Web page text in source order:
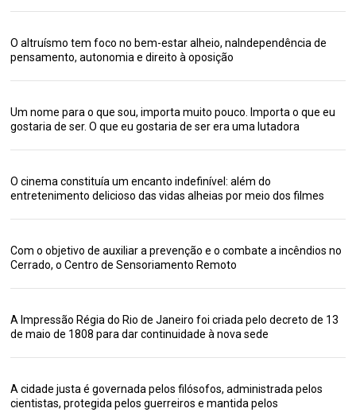
O altruísmo tem foco no bem-estar alheio, naIndependência de
pensamento, autonomia e direito à oposição
Um nome para o que sou, importa muito pouco. Importa o que eu
gostaria de ser. O que eu gostaria de ser era uma lutadora
O cinema constituía um encanto indefinível: além do
entretenimento delicioso das vidas alheias por meio dos filmes
Com o objetivo de auxiliar a prevenção e o combate a incêndios no
Cerrado, o Centro de Sensoriamento Remoto
A Impressão Régia do Rio de Janeiro foi criada pelo decreto de 13
de maio de 1808 para dar continuidade à nova sede
A cidade justa é governada pelos filósofos, administrada pelos
cientistas, protegida pelos guerreiros e mantida pelos